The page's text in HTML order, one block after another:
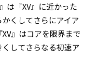
は『XV』に近かった
くしてさらにアイア
』はコアを限界まで
してさらなる初速ア